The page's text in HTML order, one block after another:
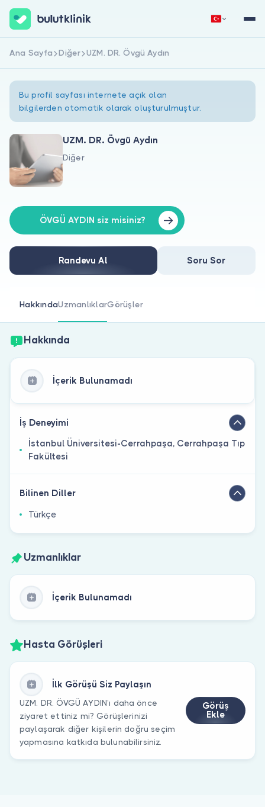
Hakkımızda
Doktorlar için
Doktor musunuz?
Hemen Kaydol
Ana Sayfa Diğer UZM. DR. Övgü Aydın
Bu profil sayfası internete açık olan
bilgilerden otomatik olarak oluşturulmuştur.
UZM. DR. Övgü Aydın
Diğer
ÖVGÜ AYDIN siz misiniz?
Randevu Al Soru Sor
HakkındaUzmanlıklarGörüşler
Hakkında
İçerik Bulunamadı
İş Deneyimi
İstanbul Üniversitesi-Cerrahpaşa, Cerrahpaşa Tıp
Fakültesi
Bilinen Diller
Türkçe
Uzmanlıklar
İçerik Bulunamadı
Hasta Görüşleri
İlk Görüşü Siz Paylaşın
UZM. DR. ÖVGÜ AYDIN’ı daha önce
ziyaret ettiniz mi? Görüşlerinizi
paylaşarak diğer kişilerin doğru seçim
yapmasına katkıda bulunabilirsiniz.
Görüş
Ekle